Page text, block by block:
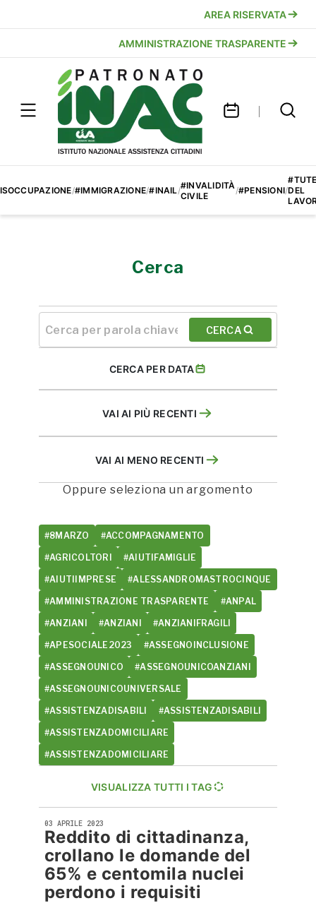
AREA RISERVATA
AMMINISTRAZIONE TRASPARENTE
/#IMMIGRAZIONE/#INAIL/#INVALIDITÀ
CIVILE
/#PENSIONI/DEL
Cerca
CERCA
CERCA PER DATA
VAI AI PIÙ RECENTI
VAI AI MENO RECENTI
Oppure seleziona un argomento
#8MARZO #ACCOMPAGNAMENTO
#AGRICOLTORI #AIUTIFAMIGLIE
#AIUTIIMPRESE #ALESSANDROMASTROCINQUE
#AMMINISTRAZIONE TRASPARENTE #ANPAL
#ANZIANI #ANZIANI #ANZIANIFRAGILI
#APESOCIALE2023 #ASSEGNOINCLUSIONE
#ASSEGNOUNICO #ASSEGNOUNICOANZIANI
#ASSEGNOUNICOUNIVERSALE
#ASSISTENZADISABILI #ASSISTENZADISABILI
#ASSISTENZADOMICILIARE
#ASSISTENZADOMICILIARE
VISUALIZZA TUTTI I TAG
03 APRILE 2023
Reddito di cittadinanza,
crollano le domande del
65% e centomila nuclei
perdono i requisiti